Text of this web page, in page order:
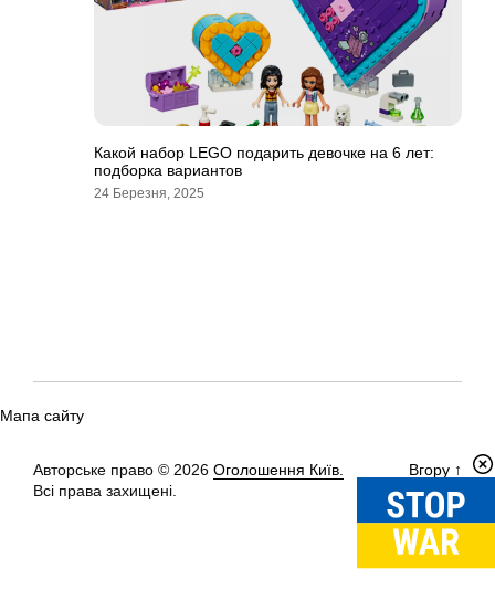
Какой набор LEGO подарить девочке на 6 лет:
подборка вариантов
24 Березня, 2025
Мапа сайту
Авторське право © 2026 Оголошення Київ.
Всі права захищені.
Вгору ↑